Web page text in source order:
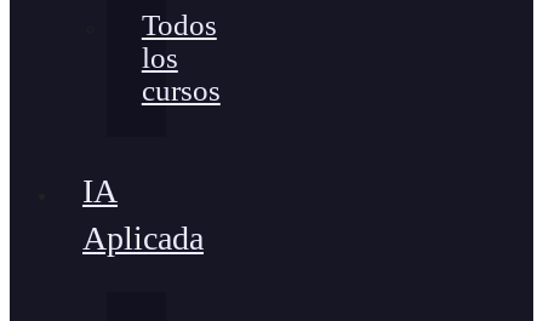
Todos
los
cursos
IA
Aplicada